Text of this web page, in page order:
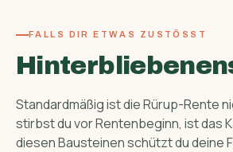
FALLS DIR ETWAS ZUSTÖSST
Standardmäßig ist die Rürup-Rente
stirbst du vor Rentenbeginn, ist das
diesen Bausteinen schützt du deine